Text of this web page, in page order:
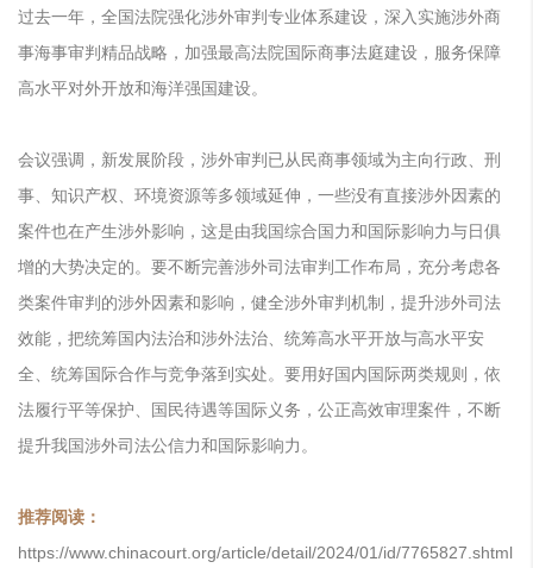
过去一年，全国法院强化涉外审判专业体系建设，深入实施涉外商
事海事审判精品战略，加强最高法院国际商事法庭建设，服务保障
高水平对外开放和海洋强国建设。
会议强调，新发展阶段，涉外审判已从民商事领域为主向行政、刑
事、知识产权、环境资源等多领域延伸，一些没有直接涉外因素的
案件也在产生涉外影响，这是由我国综合国力和国际影响力与日俱
增的大势决定的。要不断完善涉外司法审判工作布局，充分考虑各
类案件审判的涉外因素和影响，健全涉外审判机制，提升涉外司法
效能，把统筹国内法治和涉外法治、统筹高水平开放与高水平安
全、统筹国际合作与竞争落到实处。要用好国内国际两类规则，依
法履行平等保护、国民待遇等国际义务，公正高效审理案件，不断
提升我国涉外司法公信力和国际影响力。
推荐阅读：
https://www.chinacourt.org/article/detail/2024/01/id/7765827.shtml